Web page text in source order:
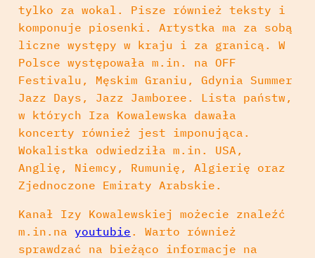
tylko za wokal. Pisze również teksty i
komponuje piosenki. Artystka ma za sobą
liczne występy w kraju i za granicą. W
Polsce występowała m.in. na OFF
Festivalu, Męskim Graniu, Gdynia Summer
Jazz Days, Jazz Jamboree. Lista państw,
w których Iza Kowalewska dawała
koncerty również jest imponująca.
Wokalistka odwiedziła m.in. USA,
Anglię, Niemcy, Rumunię, Algierię oraz
Zjednoczone Emiraty Arabskie.
Kanał Izy Kowalewskiej możecie znaleźć
m.in.na youtubie . Warto również
sprawdzać na bieżąco informacje na